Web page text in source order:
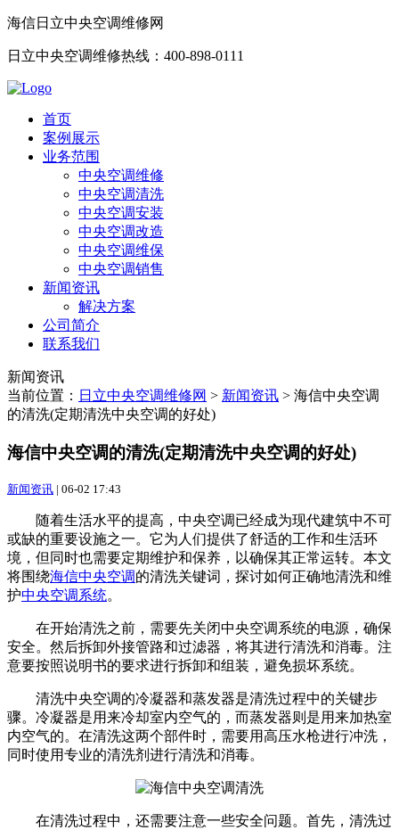
海信日立中央空调维修网
日立中央空调维修热线：400-898-0111
首页
案例展示
业务范围
中央空调维修
中央空调清洗
中央空调安装
中央空调改造
中央空调维保
中央空调销售
新闻资讯
解决方案
公司简介
联系我们
新闻资讯
当前位置： 日立中央空调维修网 > 新闻资讯 > 海信中央空调
的清洗(定期清洗中央空调的好处)
海信中央空调的清洗(定期清洗中央空调的好处)
新闻资讯 | 06-02 17:43
随着生活水平的提高，中央空调已经成为现代建筑中不可
或缺的重要设施之一。它为人们提供了舒适的工作和生活环
境，但同时也需要定期维护和保养，以确保其正常运转。本文
将围绕海信中央空调的清洗关键词，探讨如何正确地清洗和维
护中央空调系统。
在开始清洗之前，需要先关闭中央空调系统的电源，确保
安全。然后拆卸外接管路和过滤器，将其进行清洗和消毒。注
意要按照说明书的要求进行拆卸和组装，避免损坏系统。
清洗中央空调的冷凝器和蒸发器是清洗过程中的关键步
骤。冷凝器是用来冷却室内空气的，而蒸发器则是用来加热室
内空气的。在清洗这两个部件时，需要用高压水枪进行冲洗，
同时使用专业的清洗剂进行清洗和消毒。
在清洗过程中，还需要注意一些安全问题。首先，清洗过